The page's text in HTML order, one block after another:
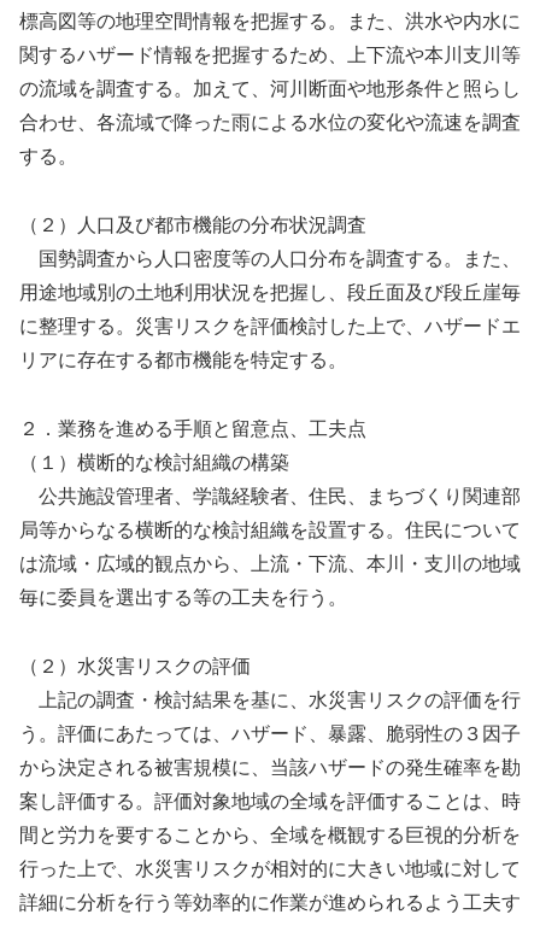
標高図等の地理空間情報を把握する。また、洪水や内水に
関するハザード情報を把握するため、上下流や本川支川等
の流域を調査する。加えて、河川断面や地形条件と照らし
合わせ、各流域で降った雨による水位の変化や流速を調査
する。
（２）人口及び都市機能の分布状況調査
国勢調査から人口密度等の人口分布を調査する。また、
用途地域別の土地利用状況を把握し、段丘面及び段丘崖毎
に整理する。災害リスクを評価検討した上で、ハザードエ
リアに存在する都市機能を特定する。
２．業務を進める手順と留意点、工夫点
（１）横断的な検討組織の構築
公共施設管理者、学識経験者、住民、まちづくり関連部
局等からなる横断的な検討組織を設置する。住民について
は流域・広域的観点から、上流・下流、本川・支川の地域
毎に委員を選出する等の工夫を行う。
（２）水災害リスクの評価
上記の調査・検討結果を基に、水災害リスクの評価を行
う。評価にあたっては、ハザード、暴露、脆弱性の３因子
から決定される被害規模に、当該ハザードの発生確率を勘
案し評価する。評価対象地域の全域を評価することは、時
間と労力を要することから、全域を概観する巨視的分析を
行った上で、水災害リスクが相対的に大きい地域に対して
詳細に分析を行う等効率的に作業が進められるよう工夫す